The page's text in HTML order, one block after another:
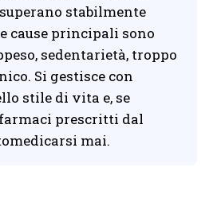
stabilmente
cause principali sono
sedentarietà, troppo
Si gestisce con
stile di vita e, se
prescritti dal
mai.